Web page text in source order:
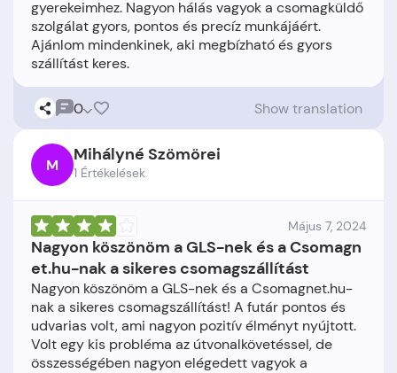
gyerekeimhez. Nagyon hálás vagyok a csomagküldő
szolgálat gyors, pontos és precíz munkájáért.
Ajánlom mindenkinek, aki megbízható és gyors
0 Show translation
M Mihályné Szömörei
1 Értékelések
Május 7, 2024
Nagyon köszönöm a GLS-nek és a Csomagn
et.hu-nak a sikeres csomagszállítást
Nagyon köszönöm a GLS-nek és a Csomagnet.hu-
nak a sikeres csomagszállítást! A futár pontos és
udvarias volt, ami nagyon pozitív élményt nyújtott.
Volt egy kis probléma az útvonalkövetéssel, de
összességében nagyon elégedett vagyok a